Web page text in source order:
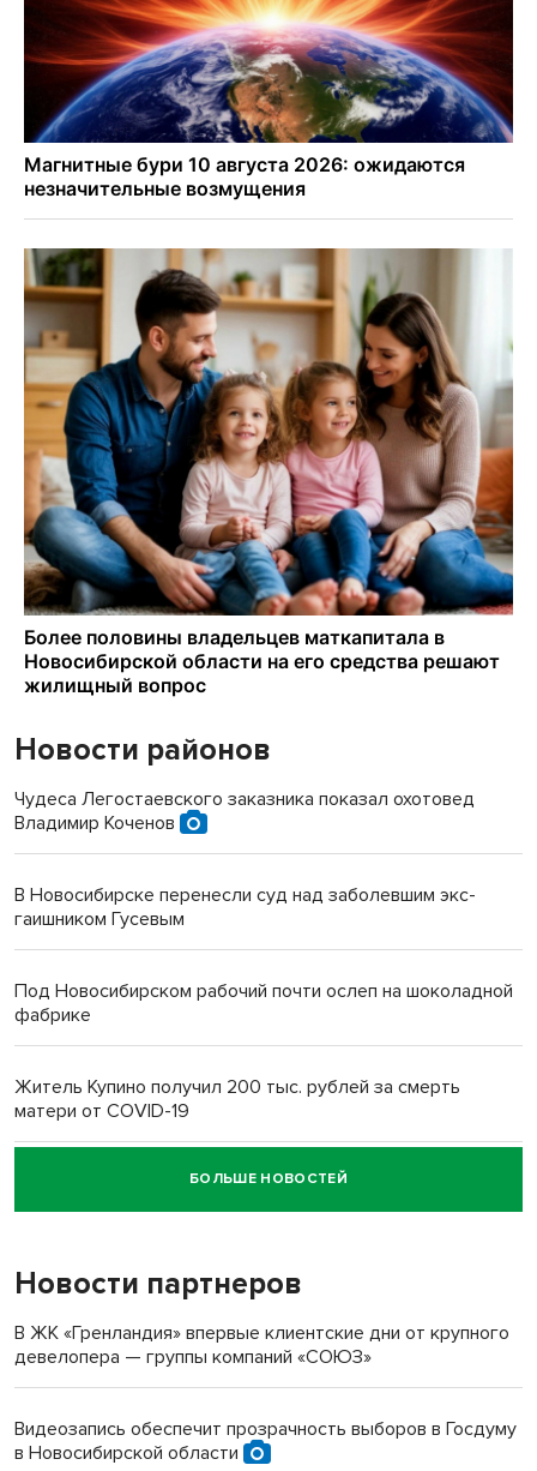
Новости районов
Чудеса Легостаевского заказника показал охотовед
Владимир Коченов
В Новосибирске перенесли суд над заболевшим экс-
гаишником Гусевым
Под Новосибирском рабочий почти ослеп на шоколадной
фабрике
Житель Купино получил 200 тыс. рублей за смерть
матери от COVID-19
Новосибирский суд наказал водителя за смерть
пенсионерки на вокзале
«Мы живём на пастбище!»: в новосибирском селе лошади
терроризируют жителей
Инвалид получил условный срок за избиение врачей
БОЛЬШЕ НОВОСТЕЙ
Новости партнеров
В ЖК «Гренландия» впервые клиентские дни от крупного
девелопера — группы компаний «СОЮЗ»
Видеозапись обеспечит прозрачность выборов в Госдуму
в Новосибирской области